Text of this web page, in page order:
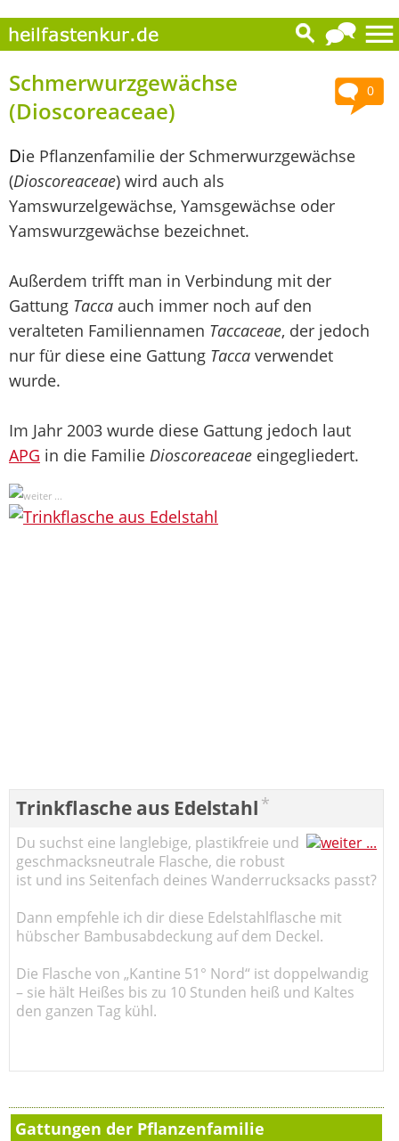
0
Schmerwurzgewächse
(Dioscoreaceae)
Die Pflanzenfamilie der Schmerwurzgewächse
(Dioscoreaceae) wird auch als
Yamswurzelgewächse, Yamsgewächse oder
Yamswurzgewächse bezeichnet.
Außerdem trifft man in Verbindung mit der
Gattung Tacca auch immer noch auf den
veralteten Familiennamen Taccaceae, der jedoch
nur für diese eine Gattung Tacca verwendet
wurde.
Im Jahr 2003 wurde diese Gattung jedoch laut
APG in die Familie Dioscoreaceae eingegliedert.
Trinkflasche aus Edelstahl *
Du suchst eine langlebige, plastikfreie und
geschmacksneutrale Flasche, die robust
ist und ins Seitenfach deines Wanderrucksacks passt?
Dann empfehle ich dir diese Edelstahlflasche mit
hübscher Bambusabdeckung auf dem Deckel.
Die Flasche von „Kantine 51° Nord“ ist doppelwandig
– sie hält Heißes bis zu 10 Stunden heiß und Kaltes
den ganzen Tag kühl.
Gattungen der Pflanzenfamilie